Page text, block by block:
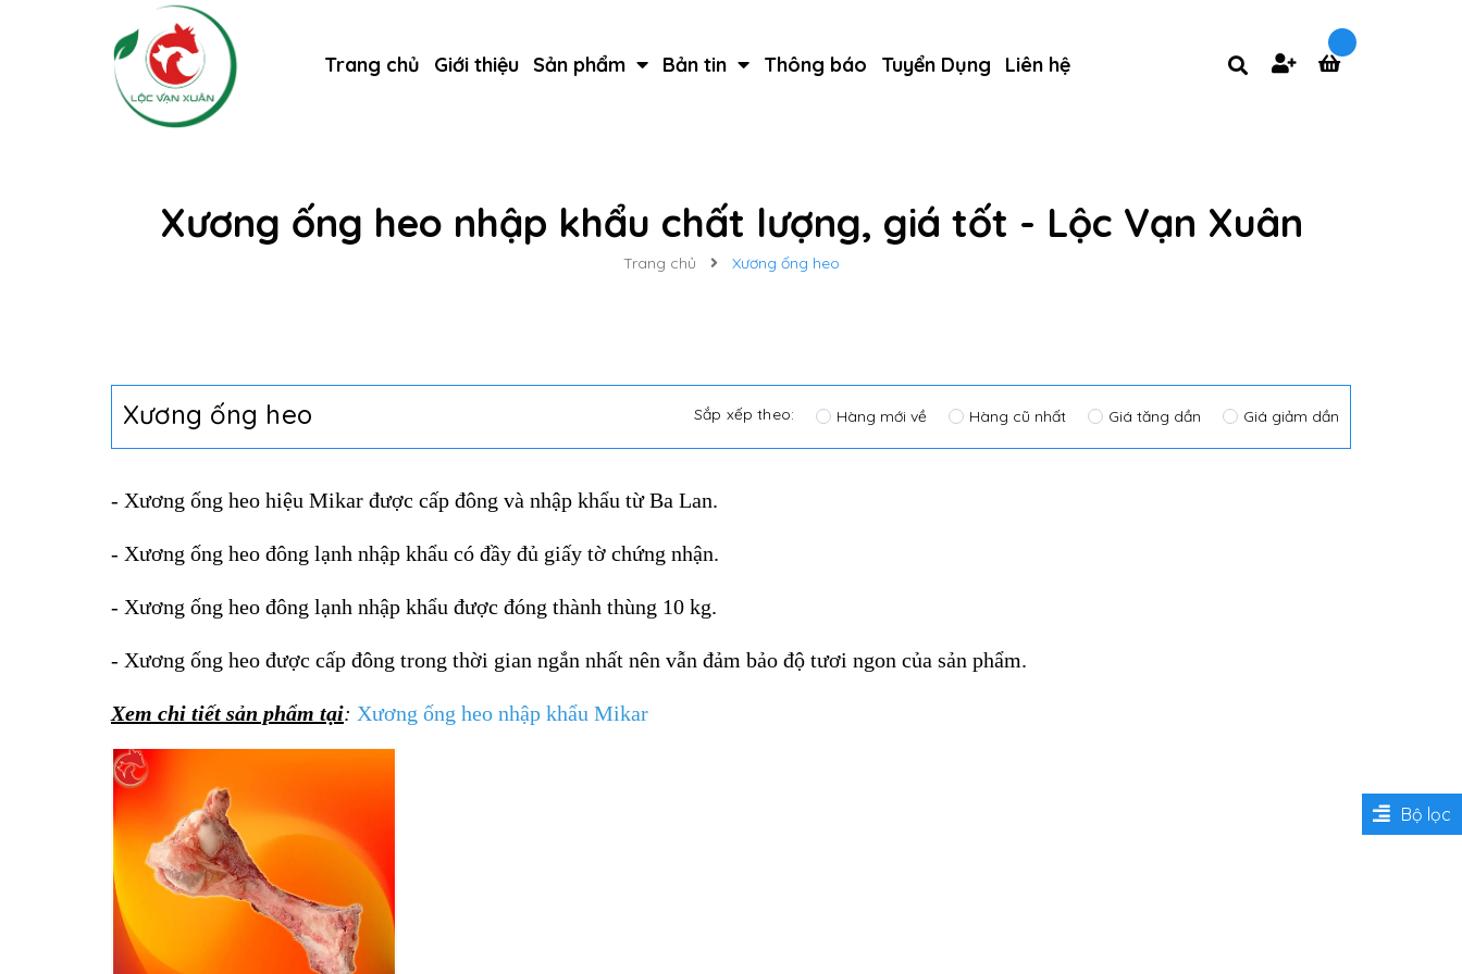
Trang chủ Giới thiệu Sản phẩm Bản tin Thông báo Tuyển Dụng Liên hệ
Xương ống heo nhập khẩu chất lượng, giá tốt - Lộc Vạn Xuân
Trang chủ Xương ống heo
Xương ống heo Sắp xếp theo: Hàng mới về Hàng cũ nhất Giá tăng dần Giá giảm dần
- Xương ống heo hiệu Mikar được cấp đông và nhập khẩu từ Ba Lan.
- Xương ống heo đông lạnh nhập khẩu có đầy đủ giấy tờ chứng nhận.
- Xương ống heo đông lạnh nhập khẩu được đóng thành thùng 10 kg.
- Xương ống heo được cấp đông trong thời gian ngắn nhất nên vẫn đảm bảo độ tươi ngon của sản phẩm.
Xem chi tiết sản phẩm tại: Xương ống heo nhập khẩu Mikar
Bộ lọc